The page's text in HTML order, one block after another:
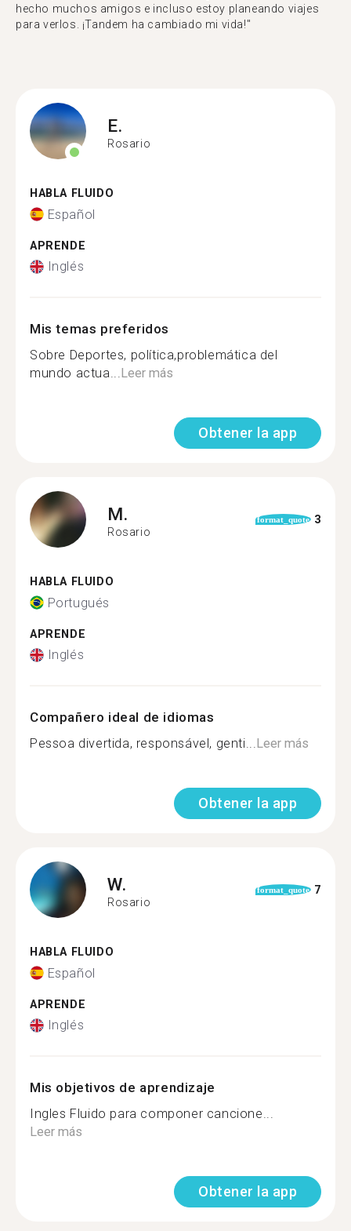
hecho muchos amigos e incluso estoy planeando viajes
para verlos. ¡Tandem ha cambiado mi vida!"
E.
Rosario
HABLA FLUIDO
Español
APRENDE
Inglés
Mis temas preferidos
Sobre Deportes, política,problemática del
mundo actua...Leer más
Obtener la app
M.
Rosario
format_quote 3
HABLA FLUIDO
Portugués
APRENDE
Inglés
Compañero ideal de idiomas
Pessoa divertida, responsável, genti...Leer más
Obtener la app
W.
Rosario
format_quote 7
HABLA FLUIDO
Español
APRENDE
Inglés
Mis objetivos de aprendizaje
Ingles Fluido para componer cancione...
Leer más
Obtener la app